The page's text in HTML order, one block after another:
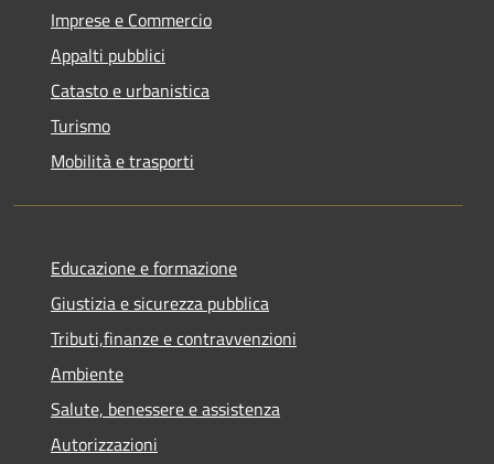
Imprese e Commercio
Appalti pubblici
Catasto e urbanistica
Turismo
Mobilità e trasporti
Educazione e formazione
Giustizia e sicurezza pubblica
Tributi,finanze e contravvenzioni
Ambiente
Salute, benessere e assistenza
Autorizzazioni